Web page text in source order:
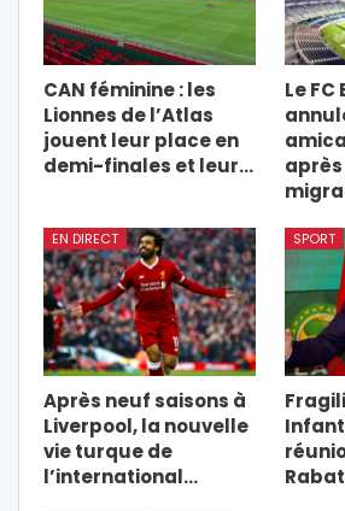
CAN féminine : les
Lionnes de l’Atlas
jouent leur place en
demi-finales et leur…
Le
EN DIRECT
Après neuf saisons à
Liverpool, la nouvelle
vie turque de
l’international…
SPORT
Rabat